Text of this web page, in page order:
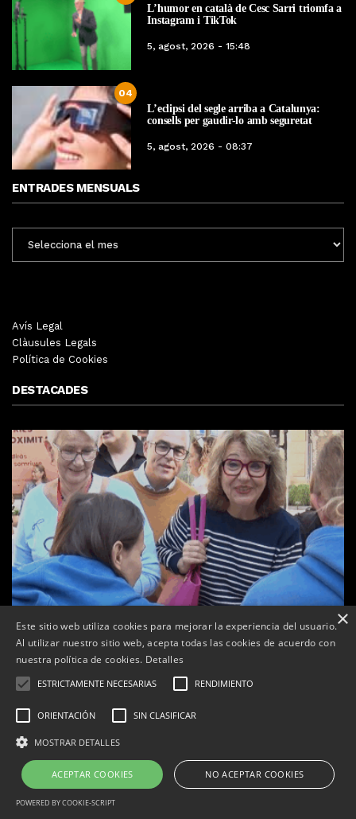
L’humor en català de Cesc Sarri triomfa a
Instagram i TikTok
5, agost, 2026 - 15:48
04
L’eclipsi del segle arriba a Catalunya:
consells per gaudir-lo amb seguretat
5, agost, 2026 - 08:37
ENTRADES MENSUALS
MENSUALS
Avís Legal
Clàusules Legals
Política de Cookies
DESTACADES
Tàrrega celebra la 25a Fira del Medi Ambient
Tàrrega Televisió 18, octubre, 2025 - 12:26
×
Este sitio web utiliza cookies para mejorar la experiencia del usuario.
Al utilizar nuestro sitio web, acepta todas las cookies de acuerdo con
nuestra política de cookies. Detalles
ESTRICTAMENTE NECESARIAS RENDIMIENTO
ORIENTACIÓN SIN CLASIFICAR
MOSTRAR DETALLES
ACEPTAR COOKIES NO ACEPTAR COOKIES
POWERED BY COOKIE-SCRIPT